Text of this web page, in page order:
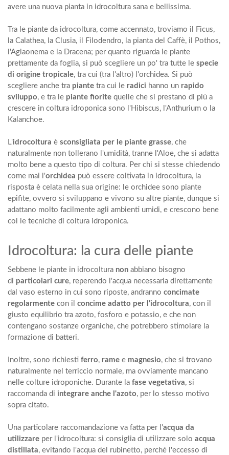
avere una nuova pianta in idrocoltura sana e bellissima.
Tra le piante da idrocoltura, come accennato, troviamo il Ficus,
la Calathea, la Clusia, il Filodendro, la pianta del Caffè, il Pothos,
l'Aglaonema e la Dracena; per quanto riguarda le piante
prettamente da foglia, si può scegliere un po' tra tutte le specie
di origine tropicale, tra cui (tra l'altro) l'orchidea. Si può
scegliere anche tra piante tra cui le radici hanno un rapido
sviluppo, e tra le piante fiorite quelle che si prestano di più a
crescere in coltura idroponica sono l'Hibiscus, l'Anthurium o la
Kalanchoe.
L'idrocoltura è sconsigliata per le piante grasse, che
naturalmente non tollerano l'umidità, tranne l'Aloe, che si adatta
molto bene a questo tipo di coltura. Per chi si stesse chiedendo
come mai l'orchidea può essere coltivata in idrocoltura, la
risposta è celata nella sua origine: le orchidee sono piante
epifite, ovvero si sviluppano e vivono su altre piante, dunque si
adattano molto facilmente agli ambienti umidi, e crescono bene
col le tecniche di coltura idroponica.
Idrocoltura: la cura delle piante
Sebbene le piante in idrocoltura non abbiano bisogno
di particolari cure, reperendo l'acqua necessaria direttamente
dal vaso esterno in cui sono riposte, andranno concimate
regolarmente con il concime adatto per l'idrocoltura, con il
giusto equilibrio tra azoto, fosforo e potassio, e che non
contengano sostanze organiche, che potrebbero stimolare la
formazione di batteri.
Inoltre, sono richiesti ferro, rame e magnesio, che si trovano
naturalmente nel terriccio normale, ma ovviamente mancano
nelle colture idroponiche. Durante la fase vegetativa, si
raccomanda di integrare anche l'azoto, per lo stesso motivo
sopra citato.
Una particolare raccomandazione va fatta per l'acqua da
utilizzare per l'idrocoltura: si consiglia di utilizzare solo acqua
distillata, evitando l'acqua del rubinetto, perché l'eccesso di